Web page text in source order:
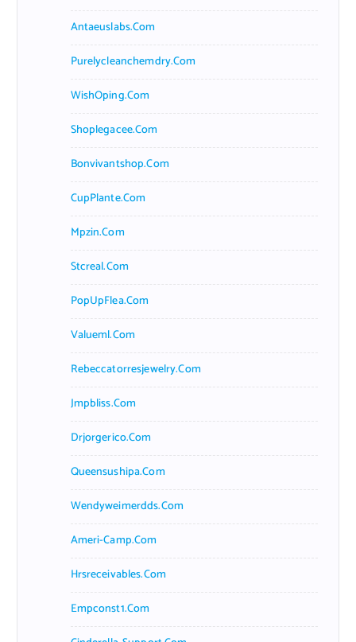
Antaeuslabs.com
Purelycleanchemdry.com
WishOping.com
Shoplegacee.com
Bonvivantshop.com
CupPlante.com
Mpzin.com
Stcreal.com
PopUpFlea.com
Valueml.com
Rebeccatorresjewelry.com
Jmpbliss.com
Drjorgerico.com
Queensushipa.com
Wendyweimerdds.com
Ameri-Camp.com
Hrsreceivables.com
Empconst1.com